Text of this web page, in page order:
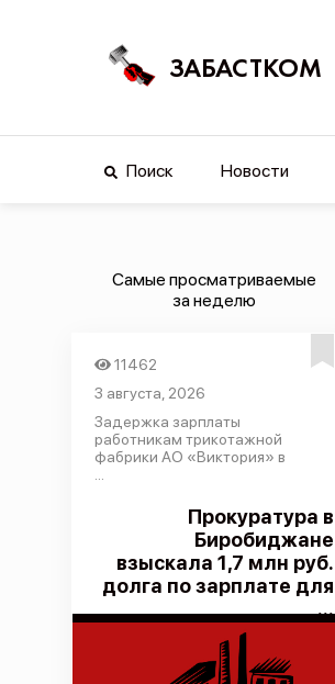
ЗАБАСТКОМ
Поиск Новости
Самые просматриваемые
за неделю
11462
3 августа, 2026
Задержка зарплаты
работникам трикотажной
фабрики АО «Виктория» в
Прокуратура в
Биробиджане
взыскала 1,7 млн руб.
долга по зарплате для
...